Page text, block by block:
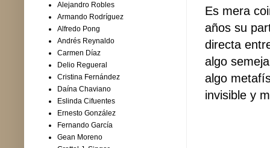
Es mera
años su
directa
algo
algo
invisible y
Alejandro Robles
Armando Rodríguez
Alfredo Pong
Andrés Reynaldo
Carmen Díaz
Delio Regueral
Cristina Fernández
Daína Chaviano
Eslinda Cifuentes
Ernesto González
Fernando García
Gean Moreno